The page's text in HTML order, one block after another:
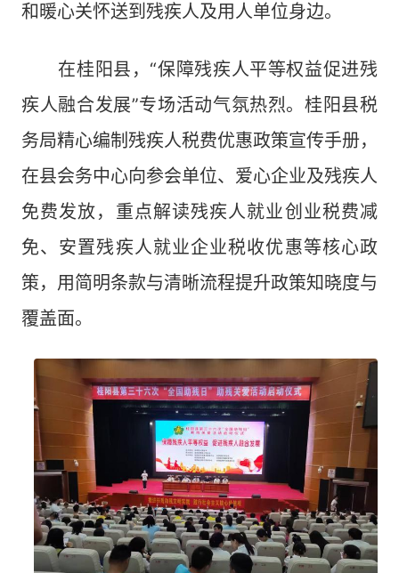
和暖心关怀送到残疾人及用人单位身边。
在桂阳县，“保障残疾人平等权益促进残
疾人融合发展”专场活动气氛热烈。桂阳县税
务局精心编制残疾人税费优惠政策宣传手册，
在县会务中心向参会单位、爱心企业及残疾人
免费发放，重点解读残疾人就业创业税费减
免、安置残疾人就业企业税收优惠等核心政
策，用简明条款与清晰流程提升政策知晓度与
覆盖面。